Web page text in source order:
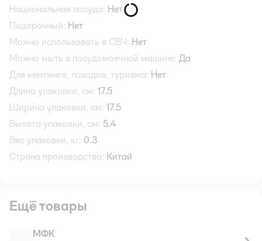
Национальная посуда: Нет
Подарочный: Нет
Можно использовать в СВЧ: Нет
Можно мыть в посудомоечной машине: Да
Для кемпинга, походов, туризма: Нет
Длина упаковки, см: 17.5
Ширина упаковки, см: 17.5
Высота упаковки, см: 5.4
Вес упаковки, кг: 0.3
Страна производства: Китай
Ещё товары
МФК